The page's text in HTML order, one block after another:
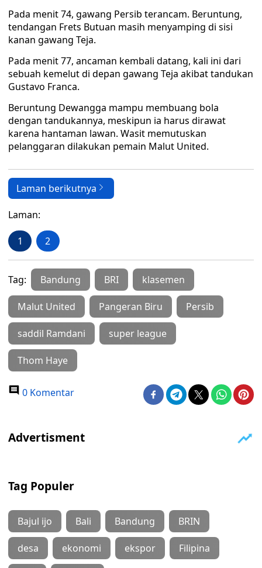
Pada menit 74, gawang Persib terancam. Beruntung,
tendangan Frets Butuan masih menyamping di sisi
kanan gawang Teja.
Pada menit 77, ancaman kembali datang, kali ini dari
sebuah kemelut di depan gawang Teja akibat tandukan
Gustavo Franca.
Beruntung Dewangga mampu membuang bola
dengan tandukannya, meskipun ia harus dirawat
karena hantaman lawan. Wasit memutuskan
pelanggaran dilakukan pemain Malut United.
Laman berikutnya
Laman:
1 2
Tag: Bandung BRI klasemen
Malut United Pangeran Biru Persib
saddil Ramdani super league
Thom Haye
0 Komentar
Tag Populer
Bajul ijo Bali Bandung BRIN
desa ekonomi ekspor Filipina